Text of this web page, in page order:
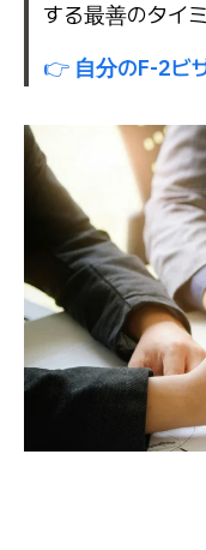
する最善のタイ
👉 自分のF-2ビ